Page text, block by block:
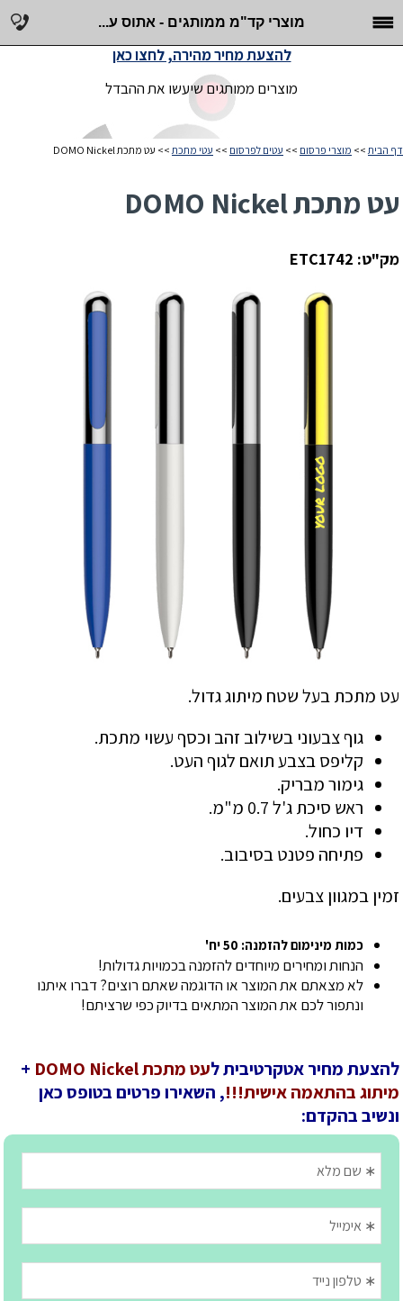
מוצרי קד"מ ממותגים - אתוס ע...
מוצרים ממותגים שיעשו את ההבדל
להצעת מחיר מהירה, לחצו כאן
דף הבית >> מוצרי פרסום >> עטים לפרסום >> עטי מתכת >> עט מתכת DOMO Nickel
עט מתכת DOMO Nickel
מק"ט: ETC1742
עט מתכת בעל שטח מיתוג גדול.
גוף צבעוני בשילוב זהב וכסף עשוי מתכת.
קליפס בצבע תואם לגוף העט.
גימור מבריק.
ראש סיכת ג'ל 0.7 מ"מ.
דיו כחול.
פתיחה פטנט בסיבוב.
זמין במגוון צבעים.
כמות מינימום להזמנה: 50 יח'
הנחות ומחירים מיוחדים להזמנה בכמויות גדולות!
לא מצאתם את המוצר או הדוגמה שאתם רוצים? דברו איתנו
ונתפור לכם את המוצר המתאים בדיוק כפי שרציתם!
להצעת מחיר אטקרטיבית לעט מתכת DOMO Nickel
+
מיתוג בהתאמה אישית!!!, השאירו פרטים בטופס כאן
ונשיב בהקדם: